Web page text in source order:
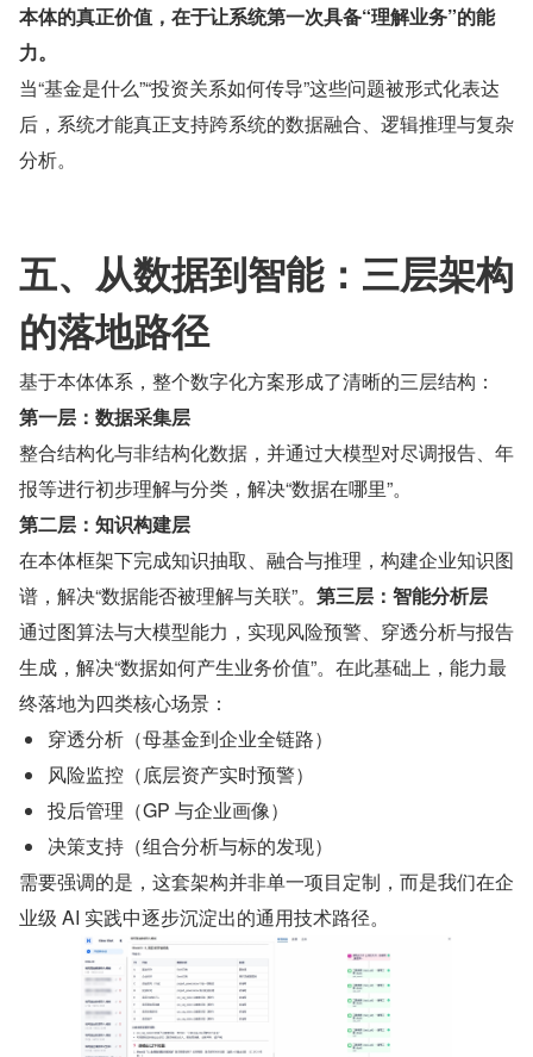
本体的真正价值，在于让系统第一次具备“理解业务”的能
力。
当“基金是什么”“投资关系如何传导”这些问题被形式化表达
后，系统才能真正支持跨系统的数据融合、逻辑推理与复杂
分析。
五、从数据到智能：三层架构
的落地路径
基于本体体系，整个数字化方案形成了清晰的三层结构：
第一层：数据采集层
整合结构化与非结构化数据，并通过大模型对尽调报告、年
报等进行初步理解与分类，解决“数据在哪里”。
第二层：知识构建层
在本体框架下完成知识抽取、融合与推理，构建企业知识图
谱，解决“数据能否被理解与关联”。 第三层：智能分析层
通过图算法与大模型能力，实现风险预警、穿透分析与报告
生成，解决“数据如何产生业务价值”。在此基础上，能力最
终落地为四类核心场景：
穿透分析（母基金到企业全链路）
风险监控（底层资产实时预警）
投后管理（GP 与企业画像）
决策支持（组合分析与标的发现）
需要强调的是，这套架构并非单一项目定制，而是我们在企
业级 AI 实践中逐步沉淀出的通用技术路径。